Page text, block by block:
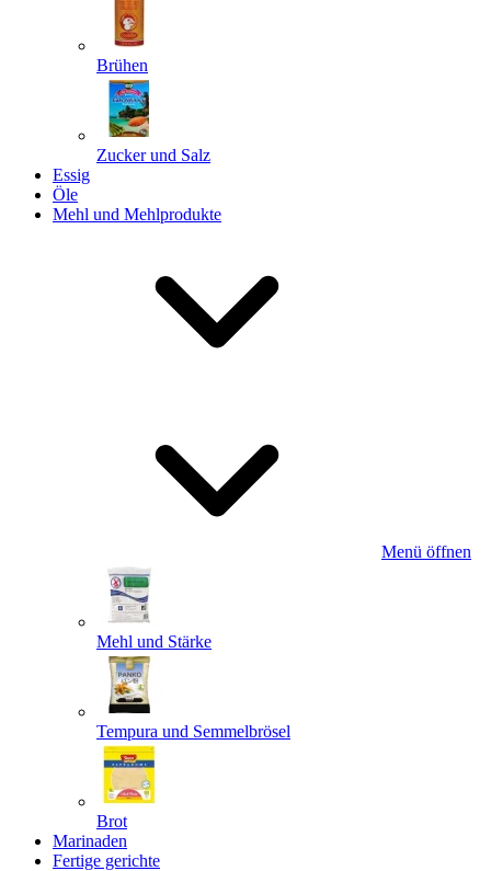
Brühen
Zucker und Salz
Essig
Öle
Mehl und Mehlprodukte
Menü öffnen
Mehl und Stärke
Tempura und Semmelbrösel
Brot
Marinaden
Fertige gerichte